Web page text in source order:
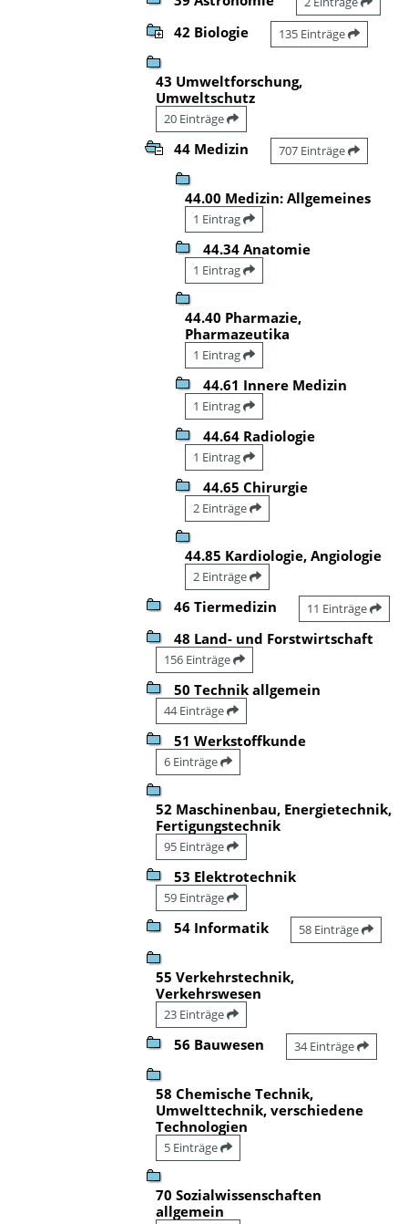
42 Biologie 135 Einträge
43 Umweltforschung,
Umweltschutz
20 Einträge
44 Medizin 707 Einträge
44.00 Medizin: Allgemeines
1 Eintrag
44.34 Anatomie
1 Eintrag
44.40 Pharmazie,
Pharmazeutika
1 Eintrag
44.61 Innere Medizin
1 Eintrag
44.64 Radiologie
1 Eintrag
44.65 Chirurgie
2 Einträge
44.85 Kardiologie, Angiologie
2 Einträge
46 Tiermedizin 11 Einträge
48 Land- und Forstwirtschaft
156 Einträge
50 Technik allgemein
44 Einträge
51 Werkstoffkunde
6 Einträge
52 Maschinenbau, Energietechnik,
Fertigungstechnik
95 Einträge
53 Elektrotechnik
59 Einträge
54 Informatik 58 Einträge
55 Verkehrstechnik,
Verkehrswesen
23 Einträge
56 Bauwesen 34 Einträge
58 Chemische Technik,
Umwelttechnik, verschiedene
Technologien
5 Einträge
70 Sozialwissenschaften
allgemein